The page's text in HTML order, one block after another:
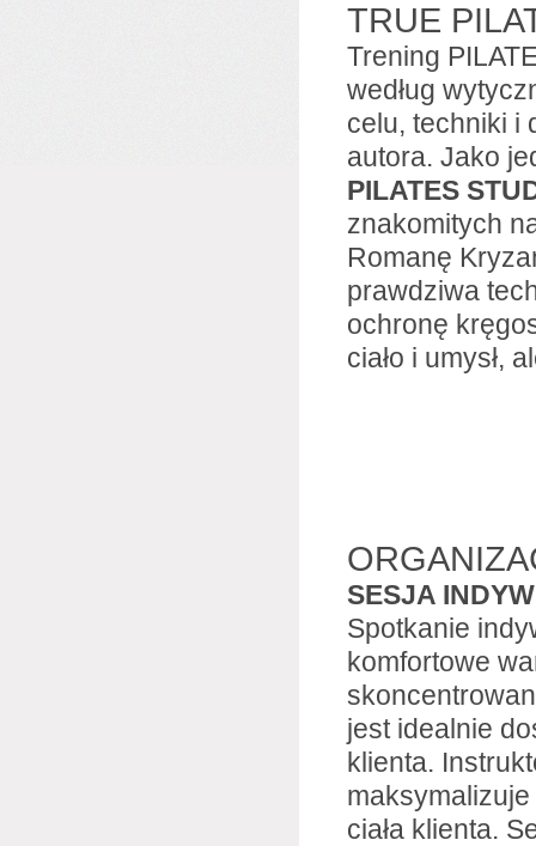
TRUE
Trening
według
celu, techniki i
autora. Jako
PILATES
znakomitych
Romanę
prawdziwa
ochronę
ciało i umysł,
SESJA
Spotkanie
komfortowe
jest idealnie
klienta.
ciała klienta.